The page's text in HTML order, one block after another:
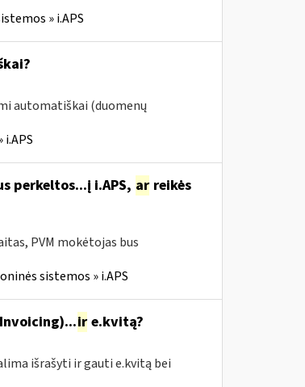
» i.APS
automatiškai (duomenų
perkeltos...į i.APS, arreikės
PVM mokėtojas bus
sistemos » i.APS
ire.kvitą?
išrašyti ir gauti e.kvitą bei